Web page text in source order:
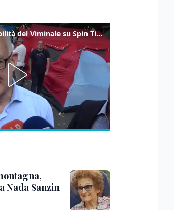
Gualtieri: "Responsabilità del Viminale su Spin Time? La posizione dei partiti è nota"
Nada Sanzin